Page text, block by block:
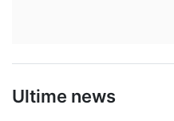
Ultime news